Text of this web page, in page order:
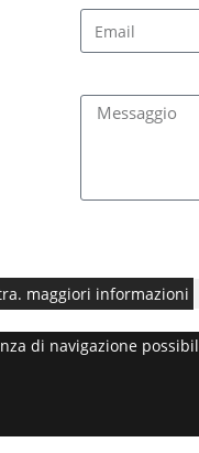
maggiori informazioni
di navigazione